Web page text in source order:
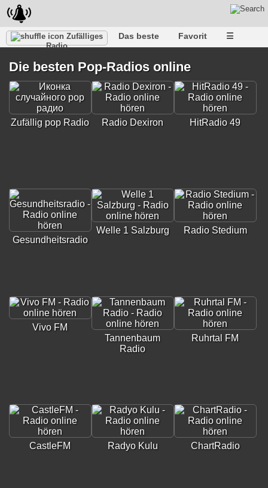
Zufälliges
Radio
Das beste Favorit ☰
Die besten Pop-Radios online
Zufällig pop Radio Radio Dexiron HitRadio 49
Gesundheitsradio
Welle 1 Salzburg Radio Stedium
Vivo FM
Tannenbaum
Radio
Ruhrtal FM
CastleFM Radyo Kulu ChartRadio